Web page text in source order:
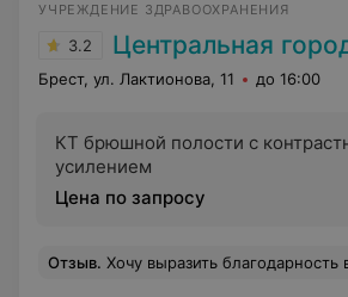
УЧРЕЖДЕНИЕ ЗДРАВООХРАНЕНИЯ
3.2 Центральная
Брест, ул. Лактионова, 11 до 16:00
КТ брюшной полости с
усилением
Цена по запросу
Отзыв. Хочу выразить благодарность врачу Андреюк! (простите запомнила только фамилию) за такое подробное объяснение и